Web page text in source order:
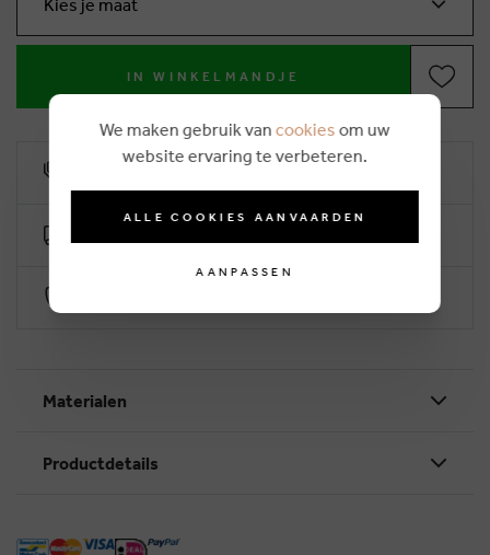
Kies je maat
IN WINKELMANDJE
Materialen
Productdetails
We maken gebruik van cookies om uw
website ervaring te verbeteren.
ALLE COOKIES AANVAARDEN
AANPASSEN